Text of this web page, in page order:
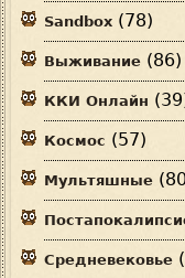
Sandbox (78)
Выживание (86)
ККИ Онлайн
Космос (57)
Мультяшные
Средневековье